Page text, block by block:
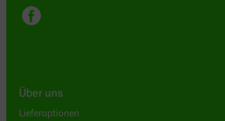
Über uns
Lieferoptionen